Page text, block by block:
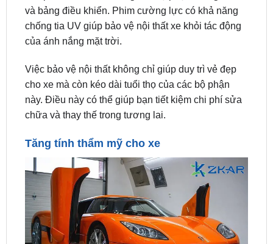
của ánh nắng mặt trời.
Việc bảo vệ nội thất không chỉ giúp duy trì vẻ đẹp
này. Điều này có thể giúp bạn tiết kiệm chi phí sửa
chữa và thay thế trong tương lai.
Tăng tính thẩm mỹ cho xe